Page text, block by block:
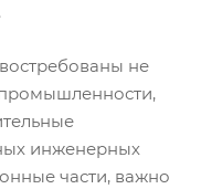
не
промышленности,
инженерных
части, важно